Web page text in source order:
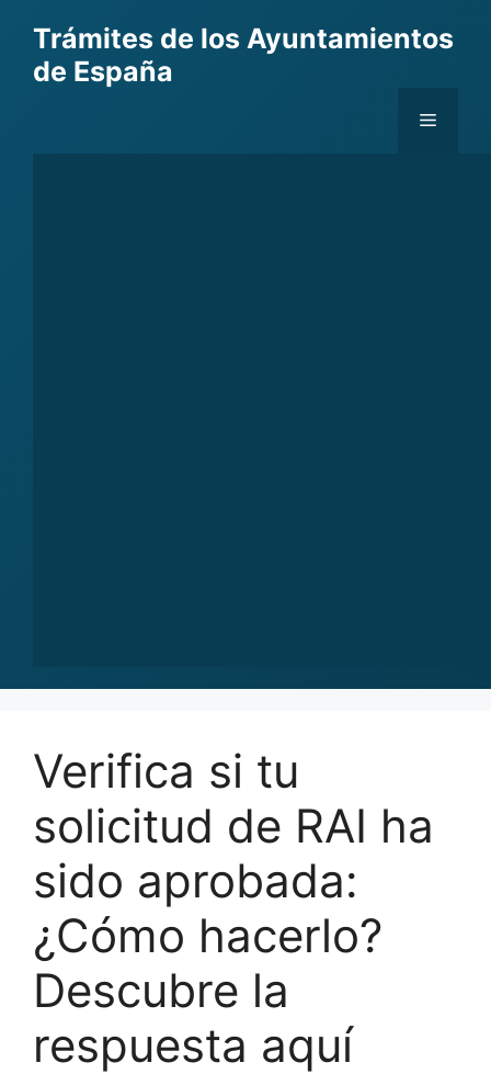
content
Trámites de los Ayuntamientos
de España
Menu
Verifica si tu
solicitud de RAI ha
sido aprobada:
¿Cómo hacerlo?
Descubre la
respuesta aquí